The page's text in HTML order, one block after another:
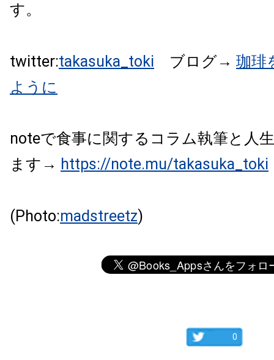
す。
twitter:takasuka_toki ブログ→ 珈琲
ように
noteで食事に関するコラム執筆と人
ます→ https://note.mu/takasuka_toki
(Photo:madstreetz)
0